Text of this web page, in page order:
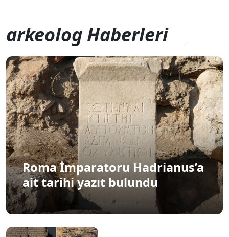
arkeolog Haberleri
Roma İmparatoru Hadrianus’a
ait tarihi yazıt bulundu